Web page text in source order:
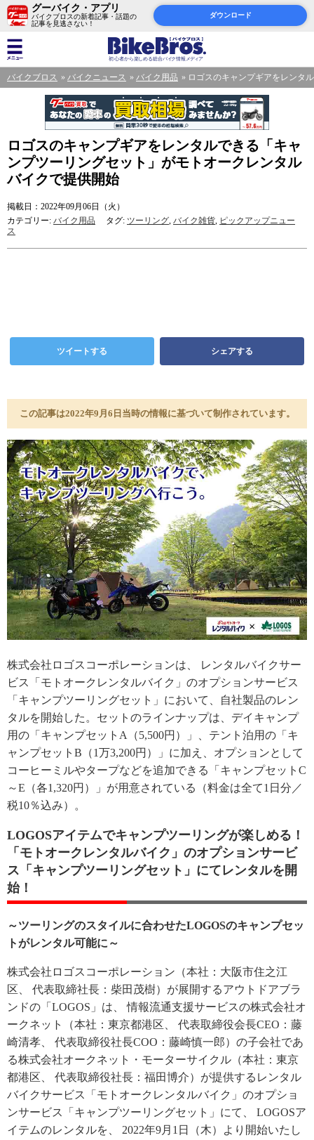
グーバイク・アプリ
バイクブロスの新着記事・話題の
記事を見逃さない！
ダウンロード
バイクブロス バイクニュース バイク用品 ロゴスのキャンプギアをレンタ
ロゴスのキャンプギアをレンタルできる「キャ
ンプツーリングセット」がモトオークレンタル
バイクで提供開始
掲載日：2022年09月06日（火）
カテゴリー: バイク用品 タグ: ツーリング, バイク雑貨, ピックアップニュー
ス
ツイートする シェアする
この記事は2022年9月6日当時の情報に基づいて制作されています。
株式会社ロゴスコーポレーションは、 レンタルバイクサー
ビス「モトオークレンタルバイク」のオプションサービス
「キャンプツーリングセット」において、自社製品のレン
タルを開始した。セットのラインナップは、デイキャンプ
用の「キャンプセットA（5,500円）」、テント泊用の「キ
ャンプセットB（1万3,200円）」に加え、オプションとして
コーヒーミルやタープなどを追加できる「キャンプセットC
～E（各1,320円）」が用意されている（料金は全て1日分／
税10％込み）。
LOGOSアイテムでキャンプツーリングが楽しめる！
「モトオークレンタルバイク」のオプションサービ
ス「キャンプツーリングセット」にてレンタルを開
始！
～ツーリングのスタイルに合わせたLOGOSのキャンプセッ
トがレンタル可能に～
株式会社ロゴスコーポレーション（本社：大阪市住之江
区、 代表取締社長：柴田茂樹）が展開するアウトドアブラ
ンドの「LOGOS」は、 情報流通支援サービスの株式会社オ
ークネット（本社：東京都港区、 代表取締役会長CEO：藤
崎清孝、 代表取締役社長COO：藤崎慎一郎）の子会社であ
る株式会社オークネット・モーターサイクル（本社：東京
都港区、 代表取締役社長：福田博介）が提供するレンタル
バイクサービス「モトオークレンタルバイク」のオプショ
ンサービス「キャンプツーリングセット」にて、 LOGOSア
イテムのレンタルを、 2022年9月1日（木）より開始いたし